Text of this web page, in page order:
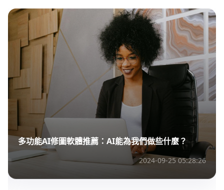
多功能AI修圖軟體推薦：AI能為我們做些什麼？
2024-09-25 05:28:26